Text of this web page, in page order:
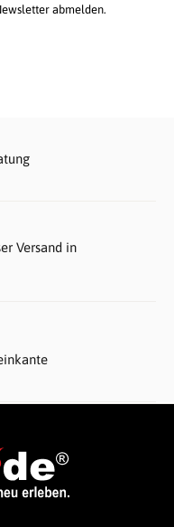
abmelden.
Versand in